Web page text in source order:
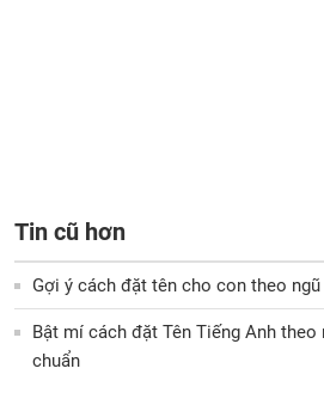
Tin cũ hơn
Gợi ý cách đặt tên cho con theo
Bật mí cách đặt Tên Tiếng Anh
chuẩn